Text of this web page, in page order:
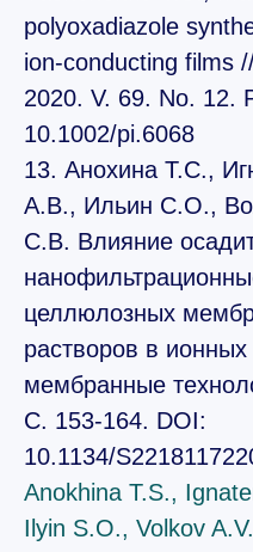
polyoxadiazole
ion‐conducting films
2020. V. 69. No. 12.
10.1002/pi.6068
13. Анохина Т.С.,
А.В., Ильин С.О.,
С.В. Влияние
целлюлозных
растворов в
мембранные
С. 153-164. DOI:
10.1134/
Anokhina T.S.,
Ilyin S.O., Volkov